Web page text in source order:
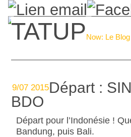
La boulangerie
TATUPNow: Le Blog
9/07 2015Départ :
BDO
Départ pour l’Indonésie !
Bandung, puis Bali.